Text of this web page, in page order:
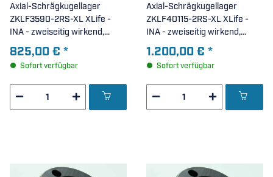
Axial-Schrägkugellager
ZKLF3590-2RS-XL XLife -
INA - zweiseitig wirkend,
anschraubbar, beidseitig
Lippendichtung (
35x90x34mm )
825,00 € *
Sofort verfügbar
Axial-Schrägkugellager
ZKLF40115-2RS-XL XLife -
INA - zweiseitig wirkend,
anschraubbar, beidseitig
Lippendichtung (
40x115x46mm )
1.200,00 € *
Sofort verfügbar